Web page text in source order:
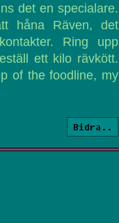
det en specialare.
håna Räven, det
Ring upp
ett kilo rävkött.
of the foodline, my
Bidra..